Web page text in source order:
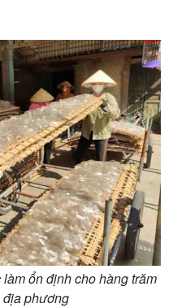
ổn định cho hàng trăm
phương